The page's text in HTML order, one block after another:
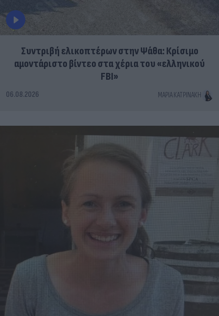
Συντριβή ελικοπτέρων στην Ψάθα: Κρίσιμο
αμοντάριστο βίντεο στα χέρια του «ελληνικού
FBI»
06.08.2026 ΜΑΡΊΑ ΚΑΤΡΙΝΆΚΗ